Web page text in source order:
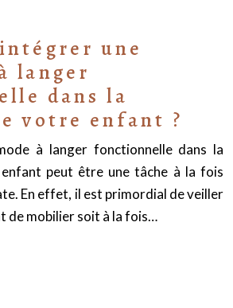
une
langer
dans la
votre enfant ?
à langer fonctionnelle dans la
peut être une tâche à la fois
En effet, il est primordial de veiller
de mobilier soit à la fois…